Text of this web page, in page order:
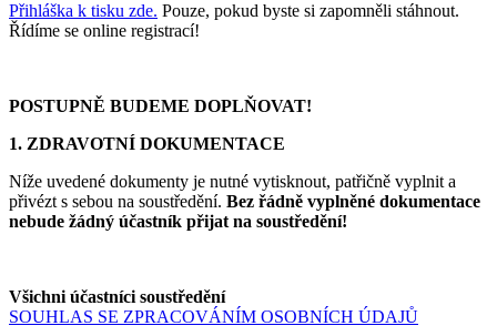
Přihláška k tisku zde. Pouze, pokud byste si zapomněli stáhnout.
Řídíme se online registrací!
POSTUPNĚ BUDEME DOPLŇOVAT!
1. ZDRAVOTNÍ DOKUMENTACE
Níže uvedené dokumenty je nutné vytisknout, patřičně vyplnit a
přivézt s sebou na soustředění. Bez řádně vyplněné dokumentace
nebude žádný účastník přijat na soustředění!
Všichni účastníci soustředění
SOUHLAS SE ZPRACOVÁNÍM OSOBNÍCH ÚDAJŮ